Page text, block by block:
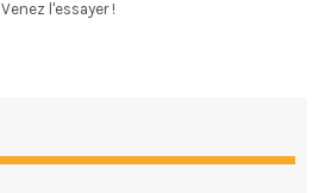
Venez l'essayer !